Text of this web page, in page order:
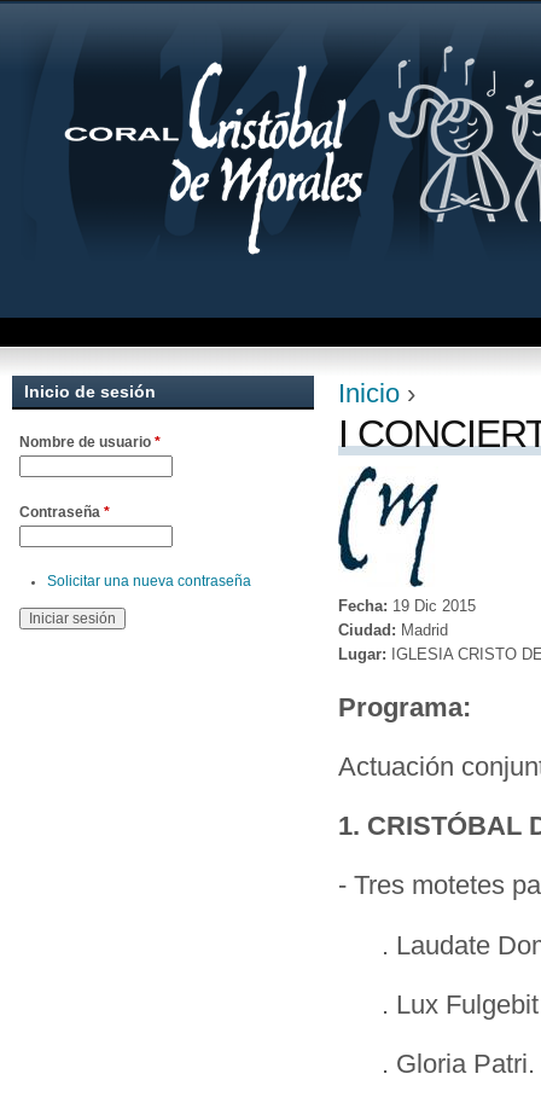
Se encuentra
Inicio ›
I
Fecha: 19 Dic 2015
Ciudad: Madrid
Lugar: IGLESIA CRISTO
Programa:
Actuación
1. CRISTÓBAL
- Tres motetes
. Laudate
. Lux
. Gloria Patri.
Inicio de sesión
Nombre de usuario *
Contraseña *
Solicitar una nueva contraseña